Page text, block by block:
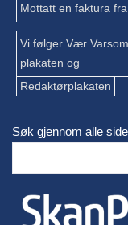
Mottatt en faktura
Vi følger Vær
plakaten og
Redaktørplakaten
Søk gjennom alle